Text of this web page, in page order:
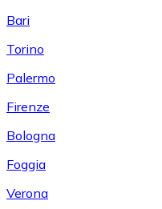
Bari
Torino
Palermo
Firenze
Bologna
Foggia
Verona